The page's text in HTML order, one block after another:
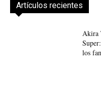
Artículos recientes
Akira
los